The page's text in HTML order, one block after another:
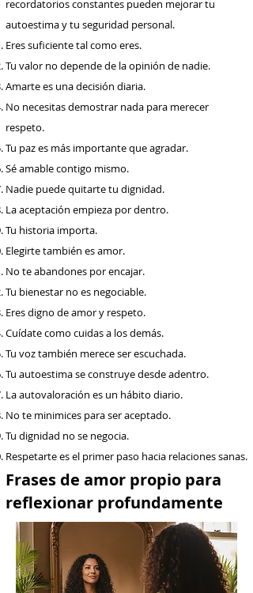
recordatorios constantes pueden mejorar tu
autoestima y tu seguridad personal.
Eres suficiente tal como eres.
Tu valor no depende de la opinión de nadie.
Amarte es una decisión diaria.
No necesitas demostrar nada para merecer
respeto.
Tu paz es más importante que agradar.
Sé amable contigo mismo.
Nadie puede quitarte tu dignidad.
La aceptación empieza por dentro.
Tu historia importa.
Elegirte también es amor.
No te abandones por encajar.
Tu bienestar no es negociable.
Eres digno de amor y respeto.
Cuídate como cuidas a los demás.
Tu voz también merece ser escuchada.
Tu autoestima se construye desde adentro.
La autovaloración es un hábito diario.
No te minimices para ser aceptado.
Tu dignidad no se negocia.
Respetarte es el primer paso hacia relaciones sanas.
Frases de amor propio para
reflexionar profundamente